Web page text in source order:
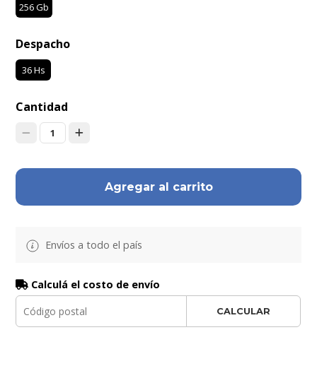
256 Gb
Despacho
36 Hs
Cantidad
1
Agregar al carrito
Envíos a todo el país
Calculá el costo de envío
CALCULAR